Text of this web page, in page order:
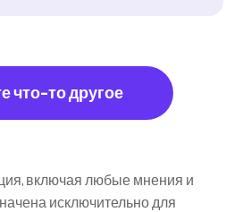
что-то другое
включая любые мнения и
исключительно для